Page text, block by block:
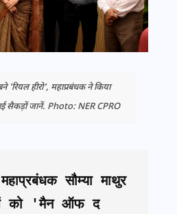
'रियल हीरो', महाप्रबंधक ने किया
सैकड़ों जानें. Photo: NER CPRO
सौम्या माथुर
को 'मैन ऑफ द